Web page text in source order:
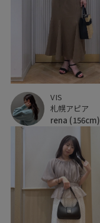
VIS
札幌アピア
rena (156cm)